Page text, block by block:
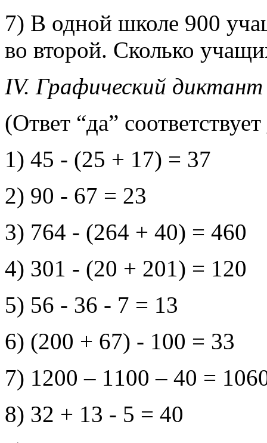
7) В одной школе 900
во второй. Сколько
IV. Графический диктант
(Ответ “да”
1) 45 - (25 + 17) = 37
2) 90 - 67 = 23
3) 764 - (264 + 40) = 460
4) 301 - (20 + 201) = 120
5) 56 - 36 - 7 = 13
6) (200 + 67) - 100 = 33
7) 1200 – 1100 – 40 =
8) 32 + 13 - 5 = 40